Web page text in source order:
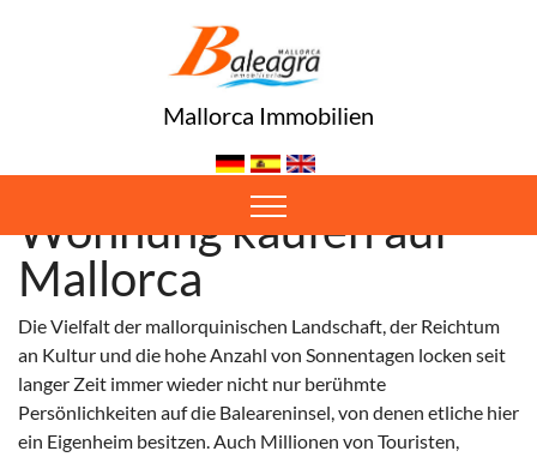
Mallorca Immobilien
Wohnung kaufen auf
Mallorca
Die Vielfalt der mallorquinischen Landschaft, der Reichtum
an Kultur und die hohe Anzahl von Sonnentagen locken seit
langer Zeit immer wieder nicht nur berühmte
Persönlichkeiten auf die Baleareninsel, von denen etliche hier
ein Eigenheim besitzen. Auch Millionen von Touristen,